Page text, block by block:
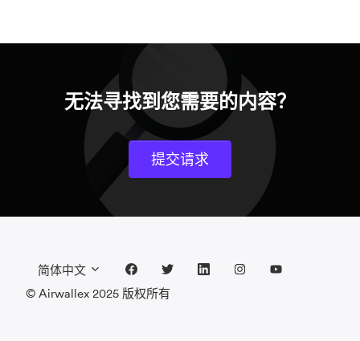
无法寻找到您需要的内容？
提交请求
简体中文
© Airwallex 2025 版权所有